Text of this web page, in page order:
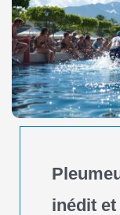
inédit